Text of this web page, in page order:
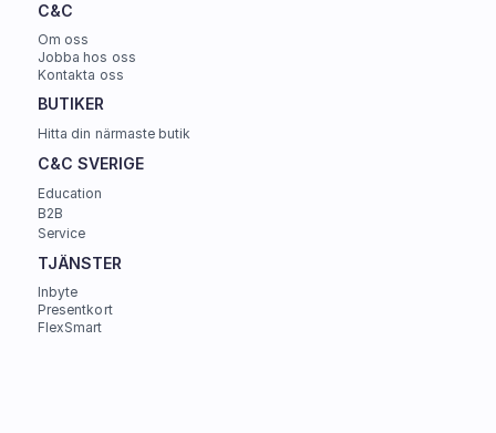
C&C
Om oss
Jobba hos oss
Kontakta oss
BUTIKER
Hitta din närmaste butik
C&C SVERIGE
Education
B2B
Service
TJÄNSTER
Inbyte
Presentkort
FlexSmart